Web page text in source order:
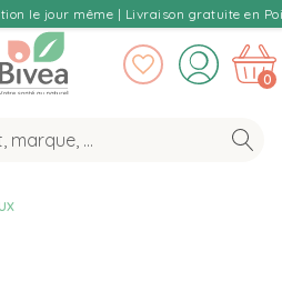
le jour même | Livraison gratuite en
0